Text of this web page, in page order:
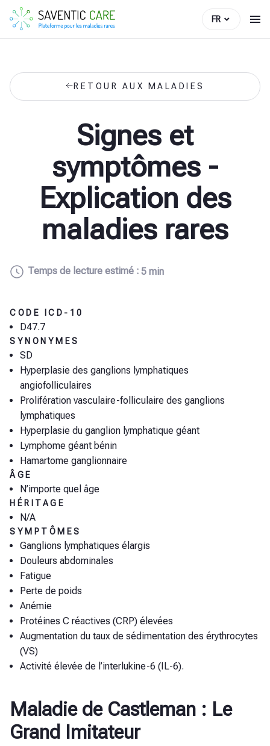
FR
RETOUR AUX MALADIES
Signes et
symptômes -
Explication des
maladies rares
Temps de lecture estimé : 5 min
CODE ICD-10
D47.7
SYNONYMES
SD
Hyperplasie des ganglions lymphatiques
angiofolliculaires
Prolifération vasculaire-folliculaire des ganglions
lymphatiques
Hyperplasie du ganglion lymphatique géant
Lymphome géant bénin
Hamartome ganglionnaire
ÂGE
N’importe quel âge
HÉRITAGE
N/A
SYMPTÔMES
Ganglions lymphatiques élargis
Douleurs abdominales
Fatigue
Perte de poids
Anémie
Protéines C réactives (CRP) élevées
Augmentation du taux de sédimentation des érythrocytes
(VS)
Activité élevée de l’interlukine-6 (IL-6).
Maladie de Castleman : Le
Grand Imitateur